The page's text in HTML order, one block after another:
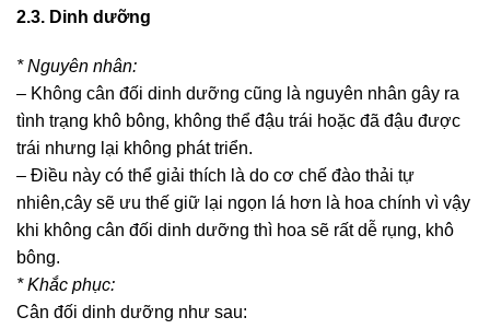
2.3. Dinh dưỡng
* Nguyên nhân:
– Không cân đối dinh dưỡng cũng là nguyên nhân gây ra
tình trạng khô bông, không thể đậu trái hoặc đã đậu được
trái nhưng lại không phát triển.
– Điều này có thể giải thích là do cơ chế đào thải tự
nhiên,cây sẽ ưu thế giữ lại ngọn lá hơn là hoa chính vì vậy
khi không cân đối dinh dưỡng thì hoa sẽ rất dễ rụng, khô
bông.
* Khắc phục:
Cân đối dinh dưỡng như sau: